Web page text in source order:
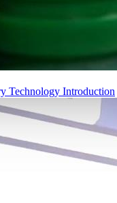
Technology Introduction